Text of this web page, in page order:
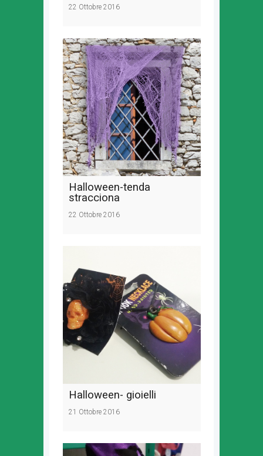
22 Ottobre 2016
Halloween-tenda
stracciona
22 Ottobre 2016
Halloween- gioielli
21 Ottobre 2016